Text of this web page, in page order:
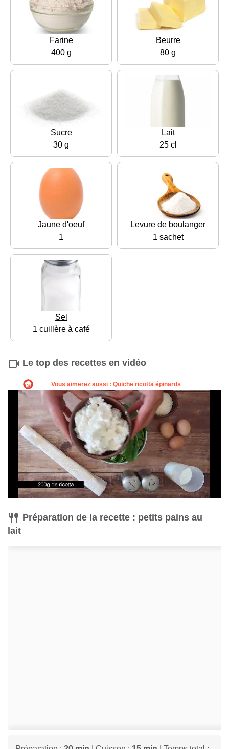
Farine
400 g
Beurre
80 g
Sucre
30 g
Lait
25 cl
Jaune d'oeuf
1
Levure de boulanger
1 sachet
Sel
1 cuillère à café
Le top des recettes en vidéo
Préparation de la recette : petits pains au
lait